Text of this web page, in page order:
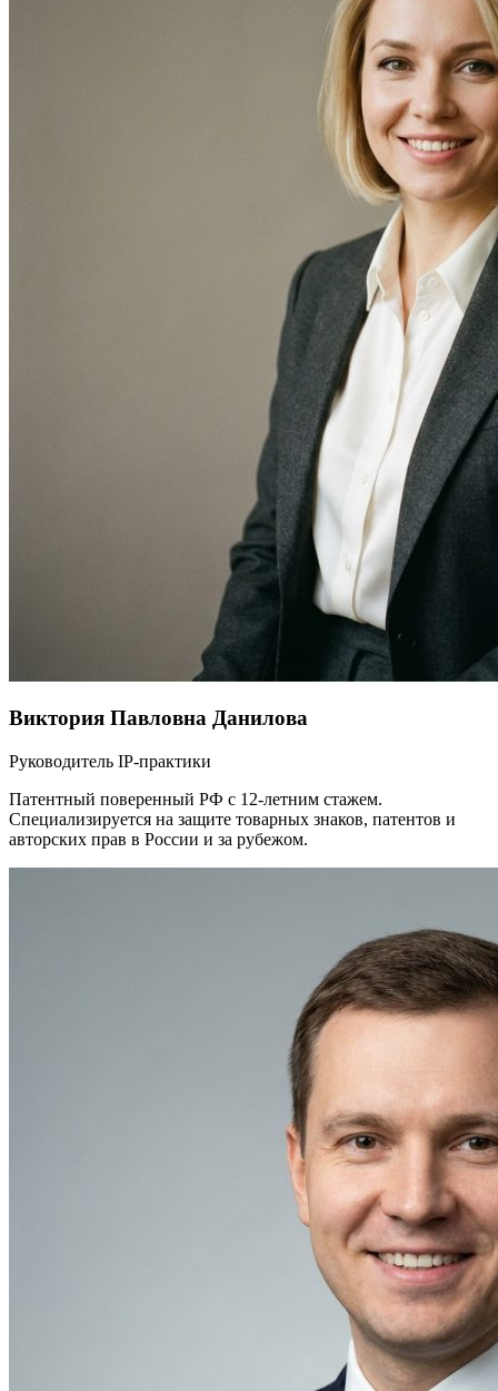
Виктория Павловна Данилова
Руководитель IP-практики
Патентный поверенный РФ с 12-летним стажем.
Специализируется на защите товарных знаков, патентов и
авторских прав в России и за рубежом.